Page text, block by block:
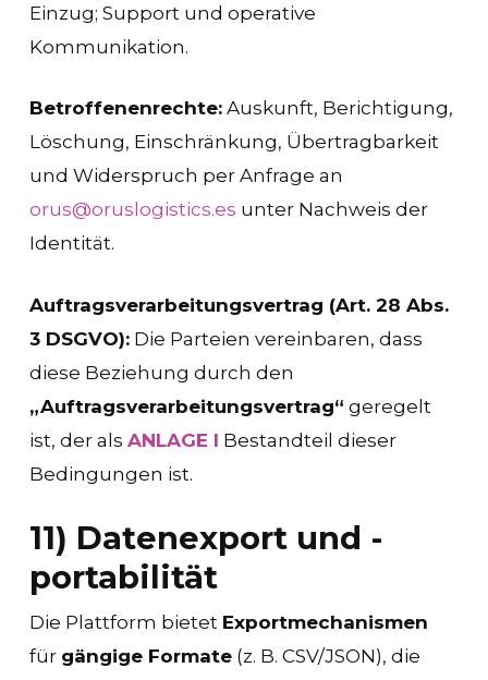
Einzug; Support und operative
Kommunikation.
Betroffenenrechte:Auskunft, Berichtigung,
Löschung, Einschränkung, Übertragbarkeit
und Widerspruch per Anfrage an
orus@oruslogistics.es unter Nachweis der
Identität.
Auftragsverarbeitungsvertrag (Art. 28 Abs.
3 DSGVO):Die Parteien vereinbaren, dass
diese Beziehung durch den
„Auftragsverarbeitungsvertrag“ geregelt
ist, der als ANLAGE I Bestandteil dieser
Bedingungen ist.
11) Datenexport und -
portabilität
Die Plattform bietet Exportmechanismen
für gängige Formate(z. B. CSV/JSON), die